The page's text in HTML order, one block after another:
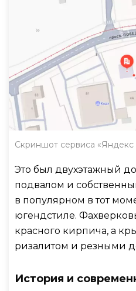
Скриншот сервиса «Яндекс
Это был двухэтажный
подвалом и
в популярном в тот
югендстиле.
красного кирпича, а
ризалитом и резными
История и